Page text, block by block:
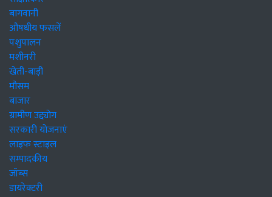
बागवानी
औषधीय फसलें
पशुपालन
मशीनरी
खेती-बाड़ी
मौसम
बाजार
ग्रामीण उद्द्योग
सरकारी योजनाएं
लाइफ स्टाइल
सम्पादकीय
जॉब्स
डायरेक्टरी